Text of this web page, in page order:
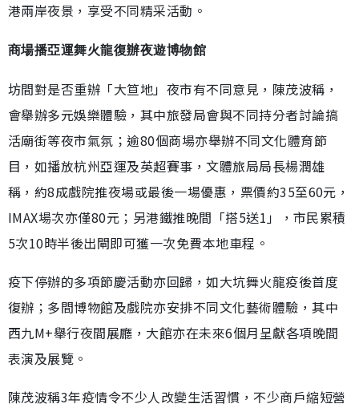
港兩岸夜景，享受不同精采活動。
商場播亞運舞火龍復辦夜遊博物館
坊間對是否重辦「大笪地」夜市有不同意見，陳茂波稱，
會舉辦多元娛樂體驗，其中旅發局會與不同持分者討論搞
活廟街等夜市氣氛；逾80個商場亦舉辦不同文化體育節
目，如播放杭州亞運及英超賽事，文體旅局局長楊潤雄
稱，約8成戲院推夜場或最後一場優惠，票價約35至60元，
IMAX場次亦僅80元；另港鐵推晚間「搭5送1」，市民累積
5次10時半後出閘即可獲一次免費本地車程。
疫下停辦的多項節慶活動亦回歸，如大坑舞火龍疫後首度
復辦；多間博物館及戲院亦安排不同文化藝術體驗，其中
西九M+舉行夜間展廳，大館亦在未來6個月呈獻各項晚間
表演及展覽。
陳茂波稱3年疫情令不少人改變生活習慣，不少商戶縮短營